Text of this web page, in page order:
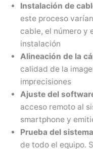
Instalación de
este proceso
cable, el número y
instalación
Alineación de la
calidad de la
imprecisiones
Ajuste del
acceso remoto al
smartphone y
Prueba del sistema
de todo el equipo.